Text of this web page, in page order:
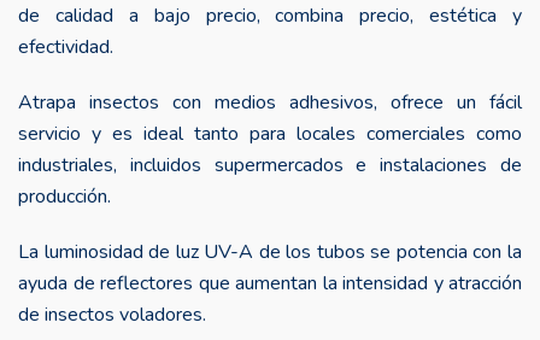
de calidad a bajo precio, combina precio, estética y
efectividad.
Atrapa insectos con medios adhesivos, ofrece un fácil
servicio y es ideal tanto para locales comerciales como
industriales, incluidos supermercados e instalaciones de
producción.
La luminosidad de luz UV-A de los tubos se potencia con la
ayuda de reflectores que aumentan la intensidad y atracción
de insectos voladores.